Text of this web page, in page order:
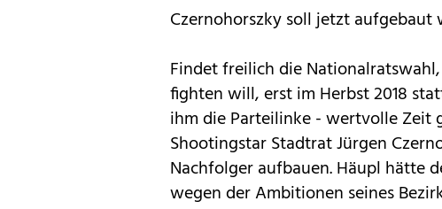
Czernohorszky soll jetzt aufgebaut
Findet freilich die
fighten will, erst im Herbst 2018
ihm die Parteilinke - wertvolle Zeit
Shootingstar Stadtrat Jürgen
Nachfolger aufbauen. Häupl hätte
wegen der Ambitionen seines